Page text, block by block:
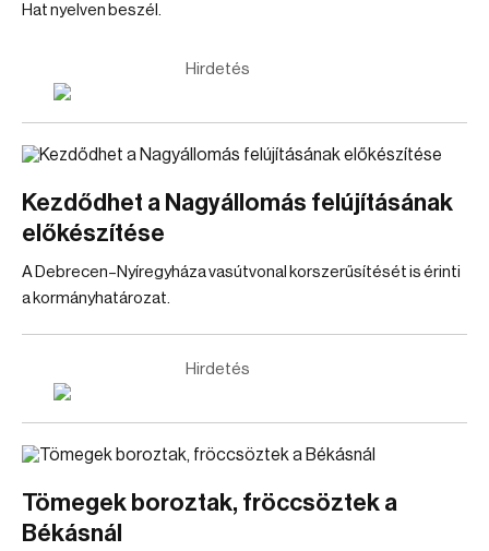
Hat nyelven beszél.
Hirdetés
Kezdődhet a Nagyállomás felújításának
előkészítése
A Debrecen–Nyíregyháza vasútvonal korszerűsítését is érinti
a kormányhatározat.
Hirdetés
Tömegek boroztak, fröccsöztek a
Békásnál